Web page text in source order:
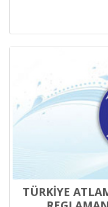
TÜRKİYE